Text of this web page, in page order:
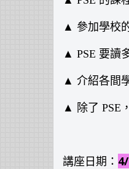
▲ 參加學校
▲ PSE 要讀
▲ 介紹各間
▲ 除了 PSE
講座日期：